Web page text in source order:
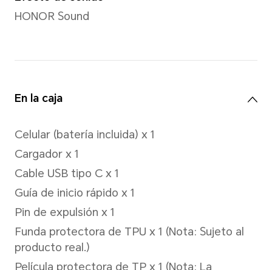
Resolución de imagen de
dependiendo del modo de disparo.
Soporte para 1920x1080
*Nota: La resolución de imagen
el modo de grabación de video.
Vídeo